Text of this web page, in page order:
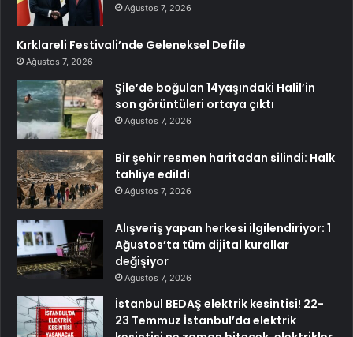
Ağustos 7, 2026
Kırklareli Festivali’nde Geleneksel Defile
Ağustos 7, 2026
Şile’de boğulan 14yaşındaki Halil’in
son görüntüleri ortaya çıktı
Ağustos 7, 2026
Bir şehir resmen haritadan silindi: Halk
tahliye edildi
Ağustos 7, 2026
Alışveriş yapan herkesi ilgilendiriyor: 1
Ağustos’ta tüm dijital kurallar
değişiyor
Ağustos 7, 2026
İstanbul BEDAŞ elektrik kesintisi! 22-
23 Temmuz İstanbul’da elektrik